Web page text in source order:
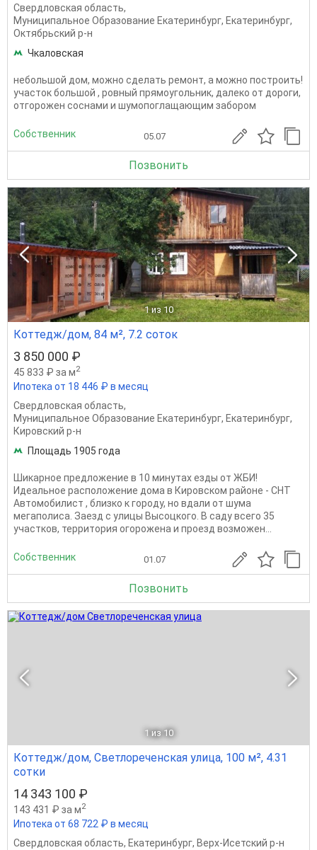
Свердловская область,
Муниципальное Образование Екатеринбург, Екатеринбург,
Октябрьский р-н
Чкаловская
небольшой дом, можно сделать ремонт, а можно построить!
участок большой , ровный прямоугольник, далеко от дороги,
отгорожен соснами и шумопоглащающим забором
Собственник 05.07
Позвонить
1 из 10
Коттедж/дом, 84 м², 7.2 соток
3 850 000 ₽
45 833 ₽ за м2
Ипотека от 18 446 ₽ в месяц
Свердловская область,
Муниципальное Образование Екатеринбург, Екатеринбург,
Кировский р-н
Площадь 1905 года
Шикарное предложение в 10 минутах езды от ЖБИ!
Идеальное расположение дома в Кировском районе - СНТ
Автомобилист , близко к городу, но вдали от шума
мегаполиса. Заезд с улицы Высоцкого. В саду всего 35
участков, территория огорожена и проезд возможен...
Собственник 01.07
Позвонить
1 из 10
Коттедж/дом, Светлореченская улица, 100 м², 4.31
сотки
14 343 100 ₽
143 431 ₽ за м2
Ипотека от 68 722 ₽ в месяц
Свердловская область, Екатеринбург, Верх-Исетский р-н